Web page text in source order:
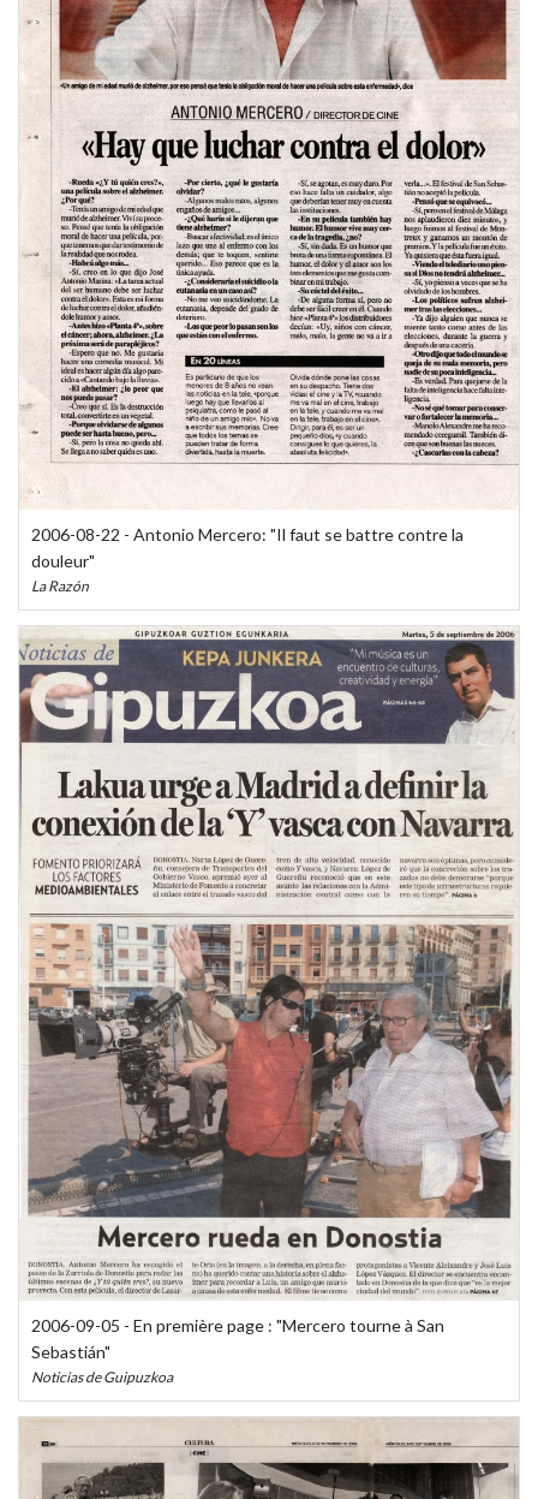
2006-08-22 - Antonio Mercero: "Il faut se battre contre la
douleur"
La Razón
2006-09-05 - En première page : "Mercero tourne à San
Sebastián"
Noticias de Guipuzkoa